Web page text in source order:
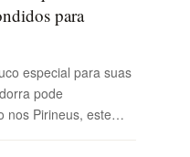
para
especial para suas
pode
nos Pirineus, este
favorito